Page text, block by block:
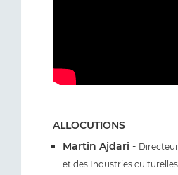
ALLOCUTIONS
Martin Ajdari -
et des Industries